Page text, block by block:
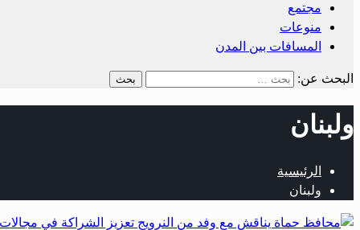
مجتمع
منوعات
المسافات بين المدن
البحث عن:
ولبنان
الرئيسية
ولبنان